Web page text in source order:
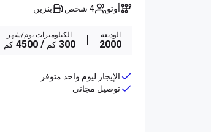
أوتو 4 شخص بنزين
الوديعة
2000
الكيلومترات يوم/شهر
300 كم / 4500 كم
الإيجار ليوم واحد متوفر
توصيل مجاني